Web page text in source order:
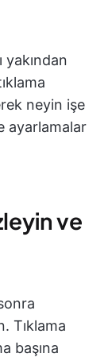
yakından
neyin işe
ayarlamalar
ve
Tıklama
başına